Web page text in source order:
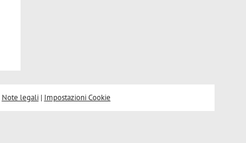
Note legali| Impostazioni Cookie